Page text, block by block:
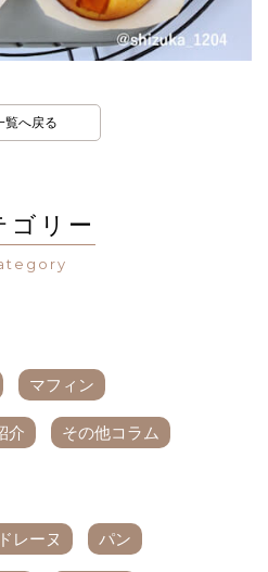
覧へ戻る
ゴリー
マフィン
介 その他コラム
レーヌ パン